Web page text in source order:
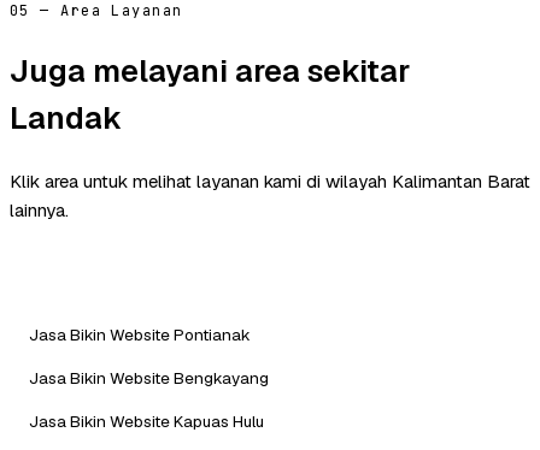
05 — Area Layanan
Juga melayani area sekitar
Landak
Klik area untuk melihat layanan kami di wilayah Kalimantan Barat
lainnya.
Jasa Bikin Website Pontianak
Jasa Bikin Website Bengkayang
Jasa Bikin Website Kapuas Hulu